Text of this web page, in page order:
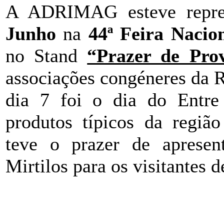
A ADRIMAG esteve
Junho na 44ª Feira
no Stand “Prazer de
associações congéneres
dia 7 foi o dia do Entre
produtos típicos da
teve o prazer de
Mirtilos para os visitantes